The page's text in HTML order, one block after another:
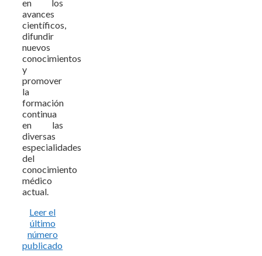
en los
avances
científicos,
difundir
nuevos
conocimientos
y
promover
la
formación
continua
en las
diversas
especialidades
del
conocimiento
médico
actual.
Leer el
último
número
publicado